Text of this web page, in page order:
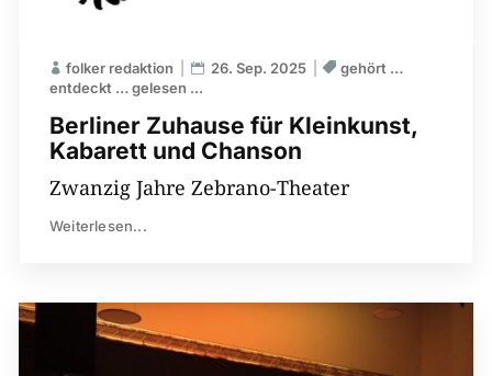
Berliner Zuhause für Kleinkunst,
Kabarett und Chanson
folker redaktion 26. Sep. 2025
gehört …
entdeckt … gelesen ...
Zwanzig Jahre Zebrano-Theater
Weiterlesen...